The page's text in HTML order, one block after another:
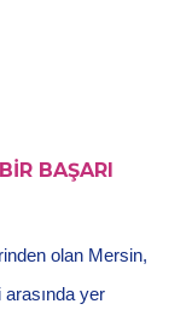
BAŞARI
olan Mersin,
yer